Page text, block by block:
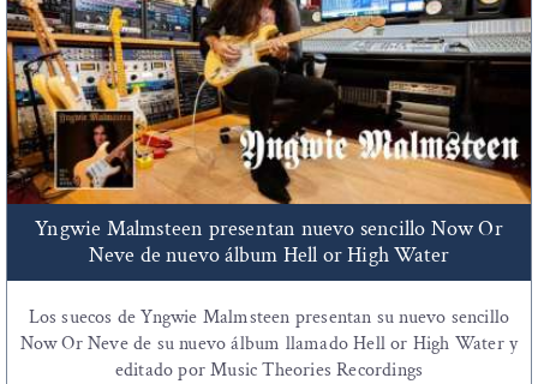
Yngwie Malmsteen presentan nuevo sencillo Now Or
Neve de nuevo álbum Hell or High Water
Los suecos de Yngwie Malmsteen presentan su nuevo sencillo
Now Or Neve de su nuevo álbum llamado Hell or High Water y
editado por Music Theories Recordings